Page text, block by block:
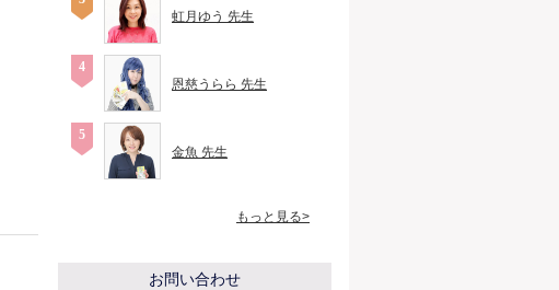
虹月ゆう 先生
恩慈うらら 先生
金魚 先生
もっと見る>
お問い合わせ